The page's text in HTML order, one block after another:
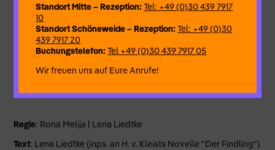
Fremdbestimmung und Vergeltung. Während derer Nicolo
begreifen muss, dass der Tod nicht immer die Grenze der
Rache ist und dass es am Ende nur darauf ankommt, wer die
Fäden wirklich in der Hand hält.
Warnung: Stück behandelt (sexuelle) Gewaltstraftaten.
Regie: Rona Melija | Lena Liedtke
Text: Lena Liedtke (inps. an H. v. Kleists Novelle "Der Findling")
Standort Mitte – Rezeption:Tel: +49 (0)30 439 7917
10
Standort Schöneweide – Rezeption:Tel: +49 (0)30
439 7917 20
Buchungstelefon:Tel +49 (0)30 439 7917 05
Wir freuen uns auf Eure Anrufe!